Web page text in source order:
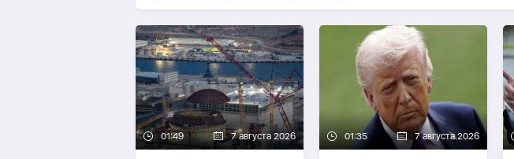
01:49 7 августа 2026 01:35 7 августа 2026